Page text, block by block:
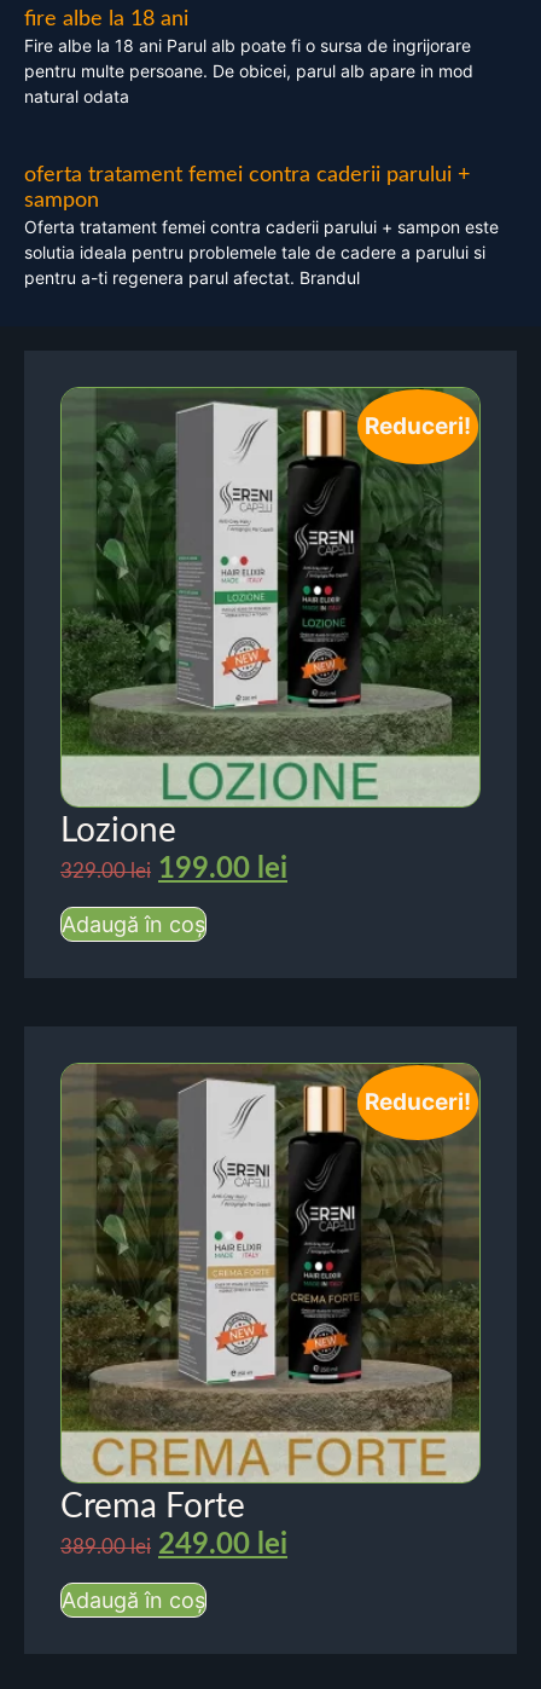
fire albe la 18 ani
Fire albe la 18 ani Parul alb poate fi o sursa de ingrijorare
pentru multe persoane. De obicei, parul alb apare in mod
natural odata
oferta tratament femei contra caderii parului +
sampon
Oferta tratament femei contra caderii parului + sampon este
solutia ideala pentru problemele tale de cadere a parului si
pentru a-ti regenera parul afectat. Brandul
Reduceri!
Lozione
329.00lei 199.00 lei
Adaugă în coș
Reduceri!
Crema Forte
389.00lei 249.00 lei
Adaugă în coș